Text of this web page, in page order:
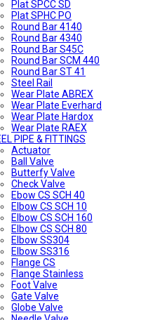
Plat SPCC SD
Plat SPHC PO
Round Bar 4140
Round Bar 4340
Round Bar S45C
Round Bar SCM 440
Round Bar ST 41
Steel Rail
Wear Plate ABREX
Wear Plate Everhard
Wear Plate Hardox
Wear Plate RAEX
PIPE & FITTINGS
Actuator
Ball Valve
Butterfy Valve
Check Valve
Ebow CS SCH 40
Elbow CS SCH 10
Elbow CS SCH 160
Elbow CS SCH 80
Elbow SS304
Elbow SS316
Flange CS
Flange Stainless
Foot Valve
Gate Valve
Globe Valve